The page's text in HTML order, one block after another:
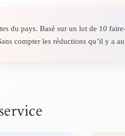
du pays. Basé sur un lot de 10
compter les réductions qu’il y a